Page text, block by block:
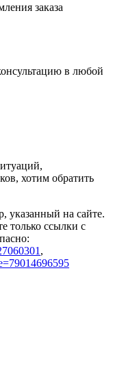
заказа
в любой
хотим обратить
указанный на сайте.
только ссылки с
,